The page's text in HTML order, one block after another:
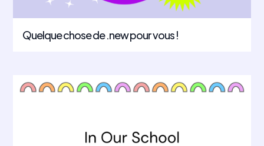
Quelque chose de .new pour vous !